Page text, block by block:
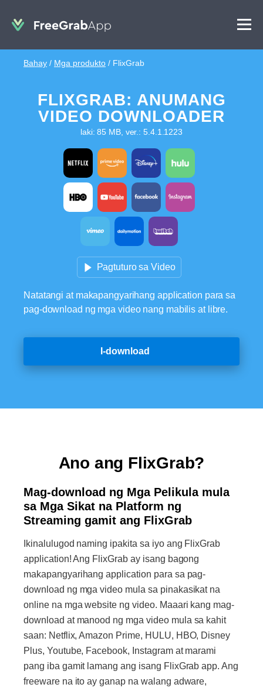
Bahay / Mga produkto / FlixGrab
FLIXGRAB: ANUMANG
VIDEO DOWNLOADER
laki: 85 MB, ver.: 5.4.1.1223
Pagtuturo sa Video
Natatangi at makapangyarihang application para sa
pag-download ng mga video nang mabilis at libre.
I-download
Ano ang FlixGrab?
Mag-download ng Mga Pelikula mula
sa Mga Sikat na Platform ng
Streaming gamit ang FlixGrab
Ikinalulugod naming ipakita sa iyo ang FlixGrab
application! Ang FlixGrab ay isang bagong
makapangyarihang application para sa pag-
download ng mga video mula sa pinakasikat na
online na mga website ng video. Maaari kang mag-
download at manood ng mga video mula sa kahit
saan: Netflix, Amazon Prime, HULU, HBO, Disney
Plus, Youtube, Facebook, Instagram at marami
pang iba gamit lamang ang isang FlixGrab app. Ang
freeware na ito ay ganap na walang adware,